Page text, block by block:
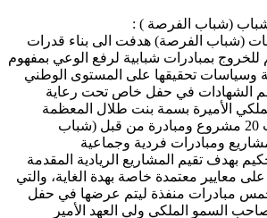
(شباب الفرصة ) :
(شباب الفرصة) هدفت الى بناء قدرات
للخروج بمبادرات شبابية لرفع الوعي بمفهوم
وسياسات تحقيقها على المستوى الوطني
الشهادات في حفل خاص تحت رعاية
الأميرة بسمة بنت طلال المعظمة
- تقديم ما يقارب 20 مشروع ومبادرة من قبل (شباب
ومبادرات فردية وجماعية
بهدف تقيم المشاريع الريادية المقدمة
معايير معتمدة خاصة بهدة الغاية، والتي
مبادرات منفذة ليتم عرضها في حفل
صاحب السمو الملكي ولي العهد الأمير